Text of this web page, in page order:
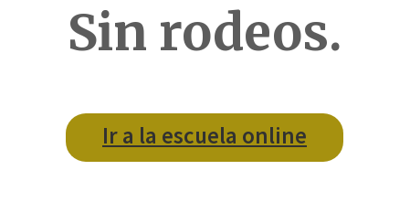
Sin rodeos.
Ir a la escuela online